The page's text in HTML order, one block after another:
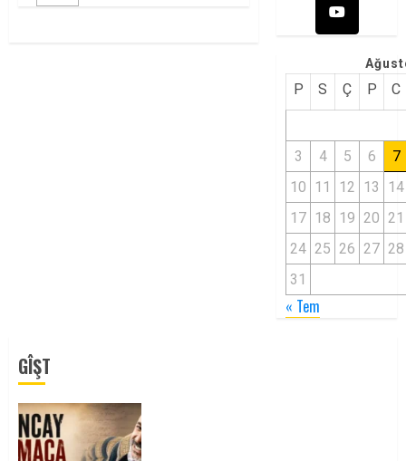
P S Ç P C
3 4 5 6
7
10 11 12 13
14
17 18 19 20 21
24 25 26 27 28
31
« Tem
GÎŞT